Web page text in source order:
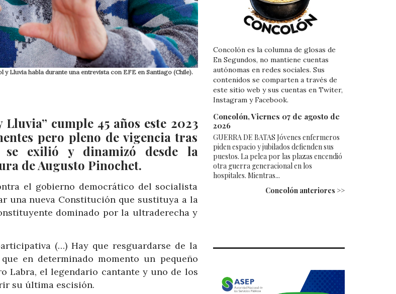
Lluvia habla durante una entrevista con EFE en Santiago (Chile).
cumple 45 años este 2023
pero pleno de vigencia tras
exilió y dinamizó desde la
de Augusto Pinochet.
el gobierno democrático del socialista
una nueva Constitución que sustituya a la
dominado por la ultraderecha y
(…) Hay que resguardarse de la
en determinado momento un pequeño
Labra, el legendario cantante y uno de los
su última escisión.
Concolón es la columna de glosas de
En Segundos, no mantiene cuentas
autónomas en redes sociales. Sus
contenidos se comparten a través de
este sitio web y sus cuentas en Twiter,
Instagram y Facebook.
Concolón, Viernes 07 de agosto de
2026
GUERRA DE BATAS Jóvenes enfermeros
piden espacio y jubilados defienden sus
puestos. La pelea por las plazas encendió
otra guerra generacional en los
hospitales. Mientras...
Concolón anteriores >>